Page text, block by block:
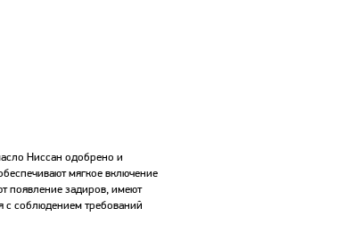
Ниссан одобрено и
мягкое включение
появление задиров, имеют
с соблюдением требований